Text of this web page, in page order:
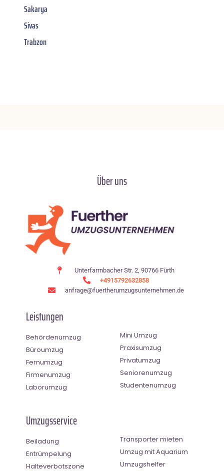
Sakarya
Sivas
Trabzon
Über uns
Unterfarrnbacher Str. 2, 90766 Fürth
+4915792632858
anfrage@fuertherumzugsunternehmen.de
Leistungen
Behördenumzug
Büroumzug
Fernumzug
Firmenumzug
Laborumzug
Mini Umzug
Praxisumzug
Privatumzug
Seniorenumzug
Studentenumzug
Umzugsservice
Beiladung
Entrümpelung
Halteverbotszone
Transporter mieten
Umzug mit Aquarium
Umzugshelfer